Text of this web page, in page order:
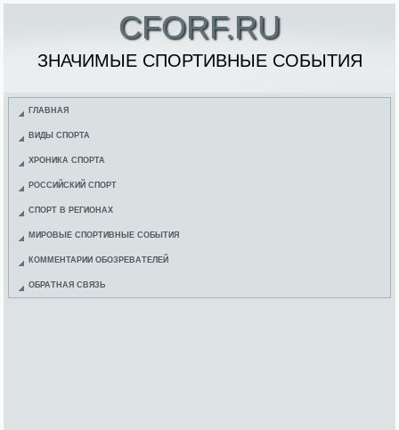
CFORF.RU
ЗНАЧИМЫЕ СПОРТИВНЫЕ СОБЫТИЯ
ГЛАВНАЯ
ВИДЫ СПОРТА
ХРОНИКА СПОРТА
РОССИЙСКИЙ СПОРТ
СПОРТ В РЕГИОНАХ
МИРОВЫЕ СПОРТИВНЫЕ СОБЫТИЯ
КОММЕНТАРИИ ОБОЗРЕВАТЕЛЕЙ
ОБРАТНАЯ СВЯЗЬ